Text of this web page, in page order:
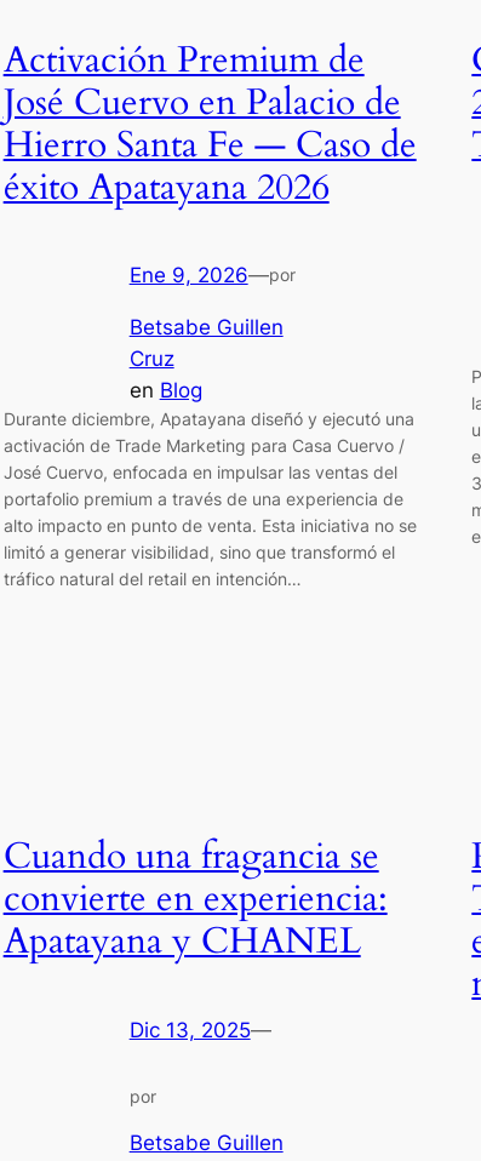
Activación Premium de
José Cuervo en Palacio de
Hierro Santa Fe — Caso de
éxito Apatayana 2026
Ene 9, 2026—por
Betsabe Guillen
Cruz
en Blog
Durante diciembre, Apatayana diseñó y ejecutó una
activación de Trade Marketing para Casa Cuervo /
José Cuervo, enfocada en impulsar las ventas del
portafolio premium a través de una experiencia de
alto impacto en punto de venta. Esta iniciativa no se
limitó a generar visibilidad, sino que transformó el
tráfico natural del retail en intención…
Cuando una fragancia se
convierte en experiencia:
Apatayana y CHANEL
Dic 13, 2025—
por
Betsabe Guillen